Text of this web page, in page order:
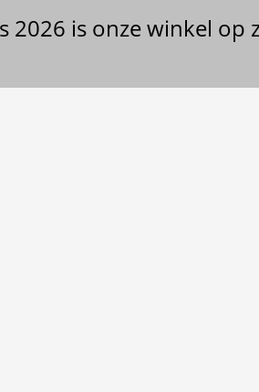
2026 is onze winkel op